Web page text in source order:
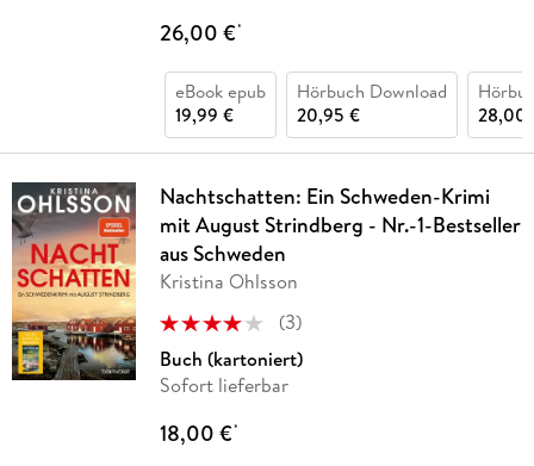
26,00 €*
eBook epub
19,99 €
Hörbuch Download
20,95 €
28,00
Nachtschatten: Ein Schweden-Krimi
mit August Strindberg - Nr.-1-Bestseller
aus Schweden
Kristina Ohlsson
(3)
Buch (kartoniert)
Sofort lieferbar
18,00 €*